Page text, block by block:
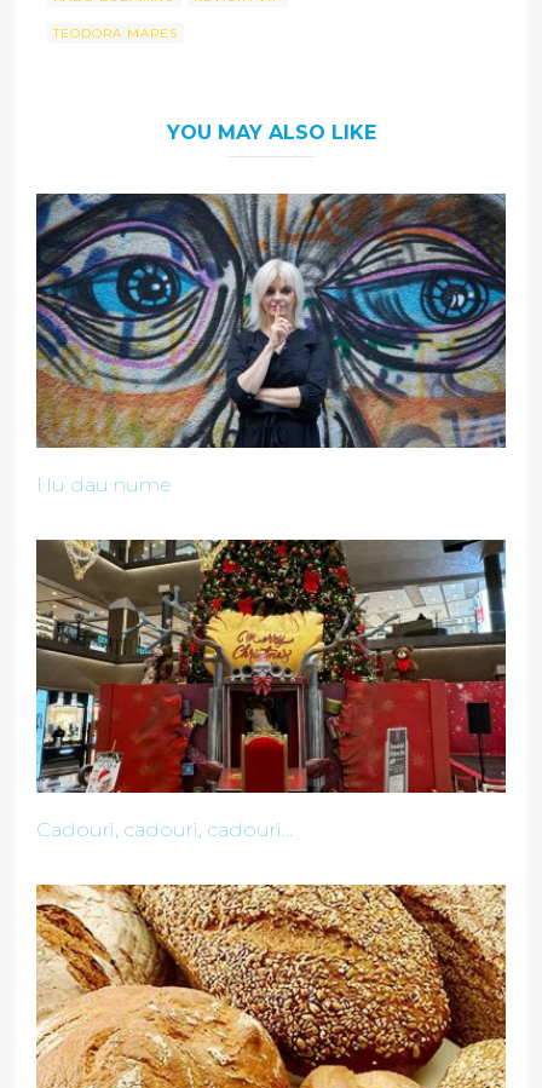
TEODORA MARES
YOU MAY ALSO LIKE
Nu dau nume
Cadouri, cadouri, cadouri...